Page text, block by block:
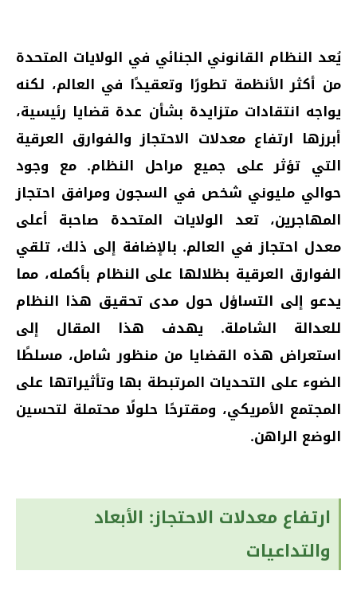
يُعد النظام القانوني الجنائي في الولايات المتحدة
من أكثر الأنظمة تطورًا وتعقيدًا في العالم، لكنه
يواجه انتقادات متزايدة بشأن عدة قضايا رئيسية،
أبرزها ارتفاع معدلات الاحتجاز والفوارق العرقية
التي تؤثر على جميع مراحل النظام. مع وجود
حوالي مليوني شخص في السجون ومرافق احتجاز
المهاجرين، تعد الولايات المتحدة صاحبة أعلى
معدل احتجاز في العالم. بالإضافة إلى ذلك، تلقي
الفوارق العرقية بظلالها على النظام بأكمله، مما
يدعو إلى التساؤل حول مدى تحقيق هذا النظام
للعدالة الشاملة. يهدف هذا المقال إلى
استعراض هذه القضايا من منظور شامل، مسلطًا
الضوء على التحديات المرتبطة بها وتأثيراتها على
المجتمع الأمريكي، ومقترحًا حلولًا محتملة لتحسين
الوضع الراهن.
ارتفاع معدلات الاحتجاز: الأبعاد
والتداعيات